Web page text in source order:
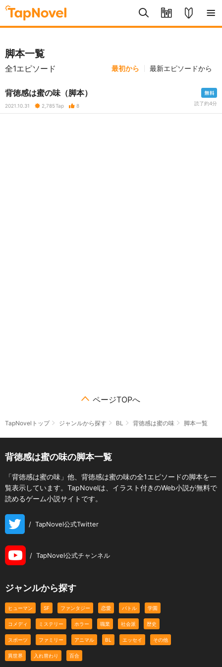
脚本一覧
全1エピソード 最初から 最新エピソードから
背徳感は蜜の味（脚本）
2021.10.31 2,785Tap 8 読了約4分
ページTOPへ
TapNovelトップ ジャンルから探す BL 背徳感は蜜の味 脚本一覧
背徳感は蜜の味の脚本一覧
「背徳感は蜜の味」他、背徳感は蜜の味の全1エピソードの脚本を一
覧表示しています。TapNovelは、イラスト付きのWeb小説が無料で
読めるゲーム小説サイトです。
/ TapNovel公式Twitter
/ TapNovel公式チャンネル
ジャンルから探す
ヒューマン SF ファンタジー 恋愛 バトル 学園
コメディ ミステリー ホラー 職業 社会派 歴史
スポーツ ファミリー アニマル BL エッセイ その他
異世界 入れ替わり 百合